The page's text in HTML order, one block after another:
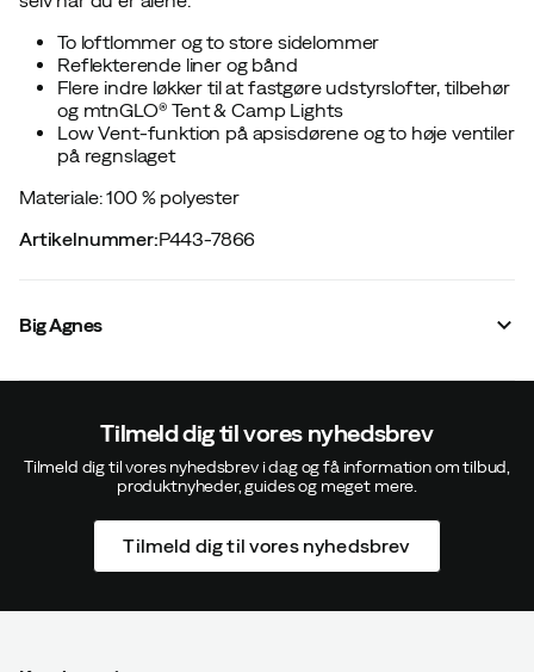
To loftlommer og to store sidelommer
Reflekterende liner og bånd
Flere indre løkker til at fastgøre udstyrslofter, tilbehør
og mtnGLO® Tent & Camp Lights
Low Vent-funktion på apsisdørene og to høje ventiler
på regnslaget
Materiale: 100 % polyester
Artikelnummer:P443-7866
Big Agnes
Tilmeld dig til vores nyhedsbrev
Tilmeld dig til vores nyhedsbrev i dag og få information om tilbud,
produktnyheder, guides og meget mere.
Tilmeld dig til vores nyhedsbrev